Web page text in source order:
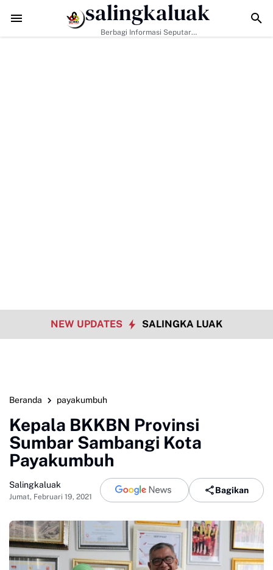
Data Sosial Jadi Kunci, Hj. Aida Dorong Nagari Aktif Pastikan
salingkaluak
Berbagi Informasi Seputar
NEW UPDATES SALINGKA LUAK
Beranda payakumbuh
Kepala BKKBN Provinsi
Sumbar Sambangi Kota
Payakumbuh
Salingkaluak
Jumat, Februari 19, 2021
Bagikan